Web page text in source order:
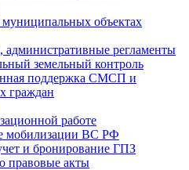
объектах
регламенты
земельный контроль
поддержка СМСП и
граждан
работе
мобилизации ВС РФ
и бронирование ГПЗ
правовые акты